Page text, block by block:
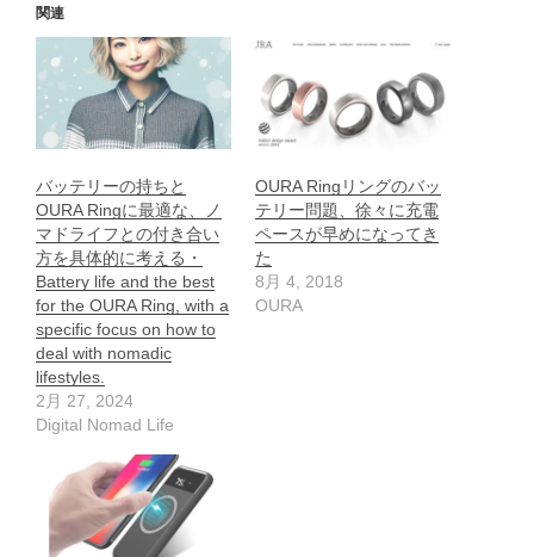
関連
バッテリーの持ちと
OURA Ringに最適な、ノ
マドライフとの付き合い
方を具体的に考える・
Battery life and the best
for the OURA Ring, with a
specific focus on how to
deal with nomadic
lifestyles.
2月 27, 2024
Digital Nomad Life
OURA Ringリングのバッ
テリー問題、徐々に充電
ペースが早めになってき
た
8月 4, 2018
OURA